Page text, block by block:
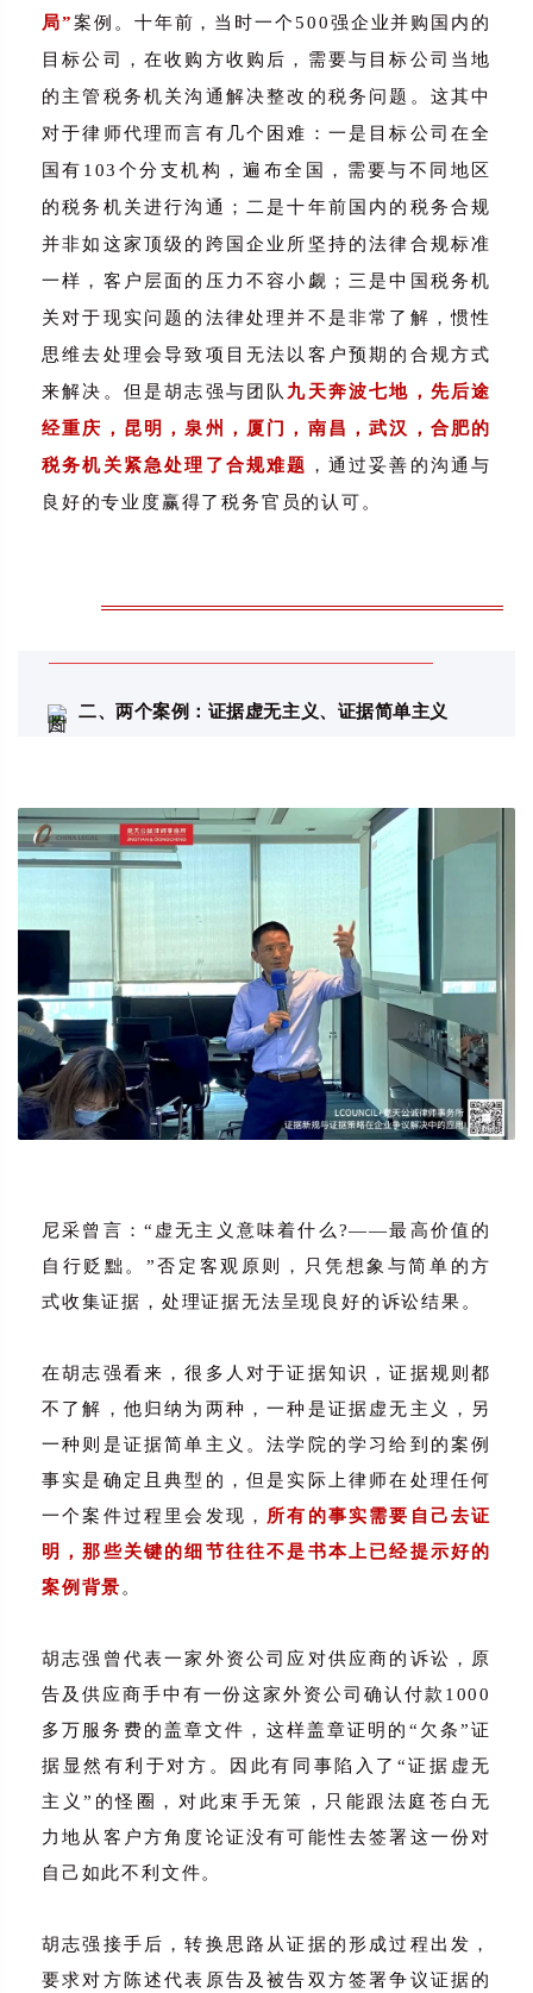
局”案例。十年前，当时一个500强企业并购国内的
目标公司，在收购方收购后，需要与目标公司当地
的主管税务机关沟通解决整改的税务问题。这其中
对于律师代理而言有几个困难：一是目标公司在全
国有103个分支机构，遍布全国，需要与不同地区
的税务机关进行沟通；二是十年前国内的税务合规
并非如这家顶级的跨国企业所坚持的法律合规标准
一样，客户层面的压力不容小觑；三是中国税务机
关对于现实问题的法律处理并不是非常了解，惯性
思维去处理会导致项目无法以客户预期的合规方式
来解决。但是胡志强与团队 九天奔波七地，先后途
经重庆，昆明，泉州，厦门，南昌，武汉，合肥的
税务机关紧急处理了合规难题 ， 通过妥善的沟通与
良好的专业度赢得了税务官员的认可。
二、两个案例：证据虚无主义、证据简单主义
尼采曾言：“虚无主义意味着什么?——最高价值的
自行贬黜。”否定客观原则，只凭想象与简单的方
式收集证据，处理证据无法呈现良好的诉讼结果。
在胡志强看来，很多人对于证据知识，证据规则都
不了解，他归纳为两种，一种是证据虚无主义，另
一种则是证据简单主义。法学院的学习给到的案例
事实是确定且典型的，但是实际上律师在处理任何
一个案件过程里会发现， 所有的事实需要自己去证
明，那些关键的细节往往不是书本上已经提示好的
案例背景。
胡志强曾代表一家外资公司应对供应商的诉讼，原
告及供应商手中有一份这家外资公司确认付款1000
多万服务费的盖章文件，这样盖章证明的“欠条”证
据显然有利于对方。因此有同事陷入了“证据虚无
主义”的怪圈，对此束手无策，只能跟法庭苍白无
力地从客户方角度论证没有可能性去签署这一份对
自己如此不利文件。
胡志强接手后，转换思路从证据的形成过程出发，
要求对方陈述代表原告及被告双方签署争议证据的